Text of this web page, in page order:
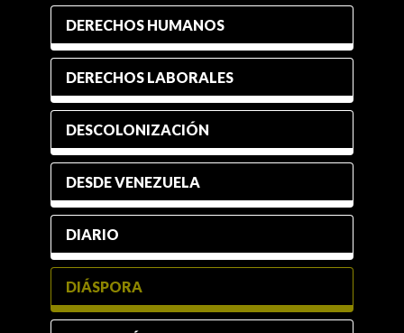
DERECHOS HUMANOS
DERECHOS LABORALES
DESCOLONIZACIÓN
DESDE VENEZUELA
DIARIO
DIÁSPORA